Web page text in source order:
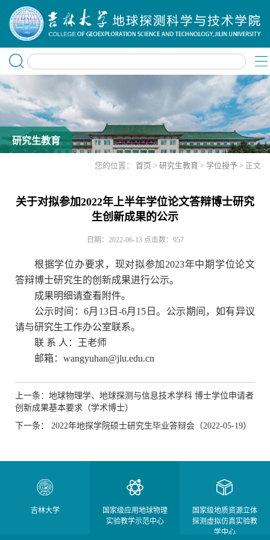
研究生教育
您的位置： 首页 > 研究生教育 > 学位授予 > 正文
关于对拟参加2022年上半年学位论文答辩博士研究
生创新成果的公示
日期：2022-06-13 点击数： 957
根据学位办要求，现对拟参加2023年中期学位论文
答辩博士研究生的创新成果进行公示。
成果明细请查看附件。
公示时间：6月13日-6月15日。公示期间，如有异议
请与研究生工作办公室联系。
联 系 人：王老师
邮箱：wangyuhan@jlu.edu.cn
上一条：地球物理学、地球探测与信息技术学科 博士学位申请者
创新成果基本要求（学术博士）
下一条： 2022年地探学院硕士研究生毕业答辩会（2022-05-19）
吉林大学
国家级应用地球物理
实验教学示范中心
国家级地质资源立体
探测虚拟仿真实验教
学中心